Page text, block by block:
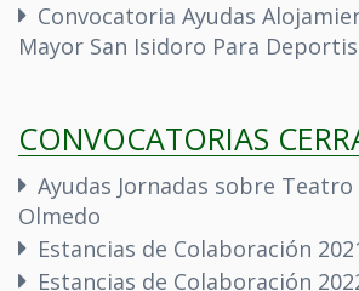
Convocatoria Ayudas
Mayor San Isidoro Para
CONVOCATORIAS
Ayudas Jornadas sobre Teatro
Olmedo
Estancias de Colaboración
Estancias de Colaboración